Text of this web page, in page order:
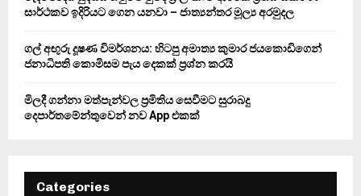
සාර්ථකව ඉදිරියට ගෙන යනවා – ජාත්‍යන්තර මූල්‍ය අරමුදල
ගල් අඟුරු දූෂණ විමර්ශනය: හිටපු අමාත්‍ය කුමාර ජයකොඩිගෙන්
ජනාධිපති කොමිසම පැය දෙකක් ප්‍රශ්න කරයි
මිලදී ගන්නා මත්පැන්වල ප්‍රමිතිය සෙවීමට සුරාබදු
දෙපාර්තමේන්තුවෙන් නව App එකක්
Categories